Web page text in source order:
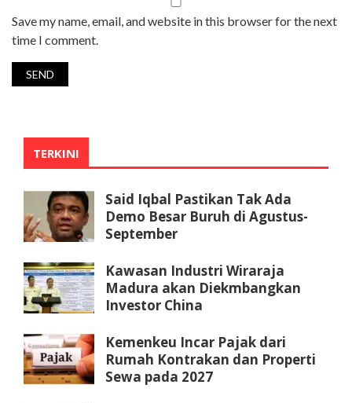
Save my name, email, and website in this browser for the next
time I comment.
TERKINI
Said Iqbal Pastikan Tak Ada
Demo Besar Buruh di Agustus-
September
Kawasan Industri Wiraraja
Madura akan Diekmbangkan
Investor China
Kemenkeu Incar Pajak dari
Rumah Kontrakan dan Properti
Sewa pada 2027